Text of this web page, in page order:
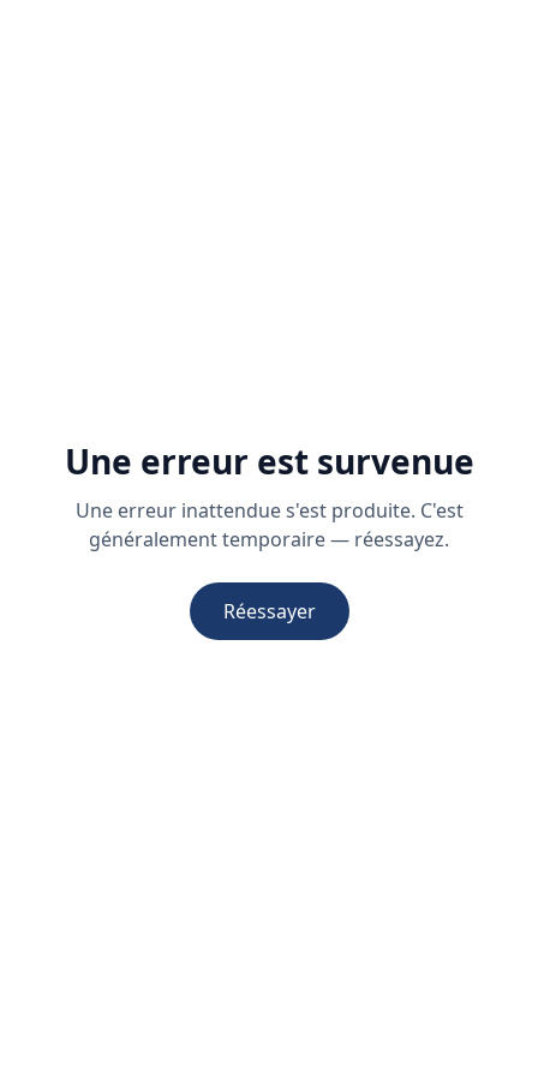
Une erreur est survenue
Une erreur inattendue s'est produite. C'est
généralement temporaire — réessayez.
Réessayer